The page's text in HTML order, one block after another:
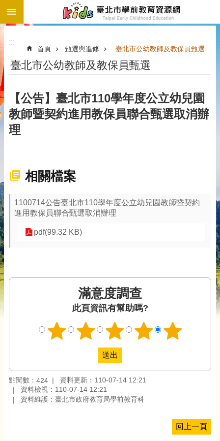
跳到主要內容區塊
:::
首頁 甄選與進修 臺北市公幼教師及教保員甄選
臺北市公幼教師及教保員甄選
【公告】臺北市110學年度公立幼兒園
教師暨契約進用教保員聯合甄選取消辦
理
相關檔案
1100714公告臺北市110學年度公立幼兒園教師暨契約
進用教保員聯合甄選取消辦理
pdf(99.32 KB)
滿意度調查
此頁資訊有幫助嗎?
點閱數： 424
資料更新：110-07-14 12:21
資料檢視：110-07-14 12:21
資料維護：臺北市政府教育局學前教育科
回上一頁